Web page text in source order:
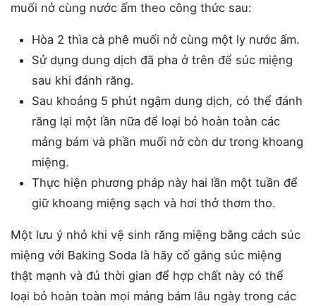
muối nở cùng nước ấm theo công thức sau:
Hòa 2 thìa cà phê muối nở cùng một ly nước ấm.
Sử dụng dung dịch đã pha ở trên để súc miệng
sau khi đánh răng.
Sau khoảng 5 phút ngậm dung dịch, có thể đánh
răng lại một lần nữa để loại bỏ hoàn toàn các
mảng bám và phần muối nở còn dư trong khoang
miệng.
Thực hiện phương pháp này hai lần một tuần để
giữ khoang miệng sạch và hơi thở thơm tho.
Một lưu ý nhỏ khi vệ sinh răng miệng bằng cách súc
miệng với Baking Soda là hãy cố gắng súc miệng
thật mạnh và đủ thời gian để hợp chất này có thể
loại bỏ hoàn toàn mọi mảng bám lâu ngày trong các